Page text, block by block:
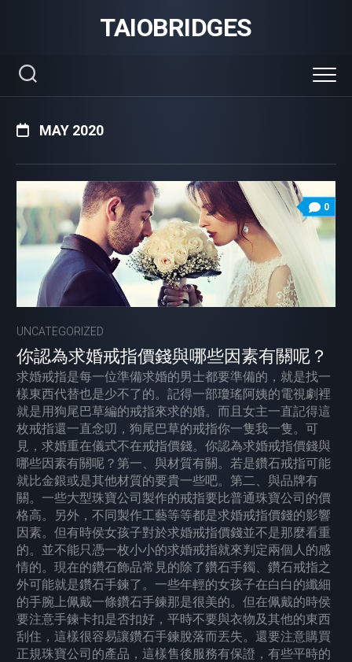
TAIOBRIDGES
MAY 2020
0
UNCATEGORIZED
你認為求婚戒指價錢與哪些因素有關呢？
求婚戒指是每一位準備求婚的男士都要準備的，就是找一
樣東西代替也是少不了的。記得一部瓊瑤阿姨的電視劇裡
就是用狗尾巴草編的戒指來求的婚。而且女主一直記得這
枚戒指還一直念叨，狗尾巴草的戒指你一隻我一隻。可
見，求婚重在儀式不在戒指價錢。你認為求婚戒指價錢與
哪些因素有關呢？第一、與材質有關。若是鑽石戒指可能
就比金銀或是其他材質的要貴一些吧。第二、與品牌有
關。一些大型珠寶公司製作的戒指要比普通珠寶公司的價
格高。另外，不同製作工藝等等都是求婚戒指價錢的影響
因素。但有時侯女孩子對於求婚戒指價錢並不是那麼看重
的。並不能只憑一枚小小的求婚戒指就來判定兩個人的感
情的。現在的鑽石飾品常見的除了鑽石手鐲、鑽石戒指之
外可能就是鑽石手鍊了。一些年輕的女孩子在白白的纖細
的手腕上佩戴一條鑽石手鍊那是很美的。但在佩戴的時侯
要注意手鍊卡扣是否扣好，平時不要與衣物及其他的東西
刮住，這樣很容易讓鑽石手鍊脫落而丟失。還要注意購買
正規珠寶公司的產品，這樣售後服務有保證，有些平時的